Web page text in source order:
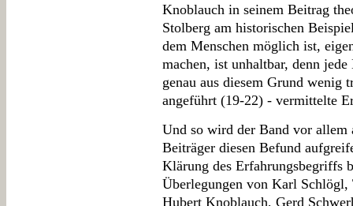
Knoblauch in seinem Beitrag
Stolberg am historischen
dem Menschen möglich ist,
machen, ist unhaltbar, denn
genau aus diesem Grund wenig
angeführt (19-22) - vermittelte
Und so wird der Band vor allem
Beiträger diesen Befund
Klärung des Erfahrungsbegriffs
Überlegungen von Karl Schlögl,
Hubert Knoblauch, Gerd